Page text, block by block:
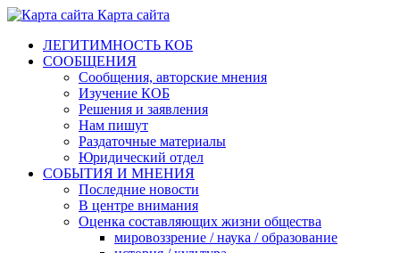
Карта сайта
ЛЕГИТИМНОСТЬ КОБ
СООБЩЕНИЯ
Сообщения, авторские мнения
Изучение КОБ
Решения и заявления
Нам пишут
Раздаточные материалы
Юридический отдел
СОБЫТИЯ И МНЕНИЯ
Последние новости
В центре внимания
Оценка составляющих жизни общества
мировоззрение / наука / образование